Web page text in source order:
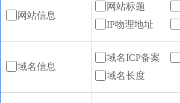
网站信息
网站标题
IP物理地址
域名信息
域名ICP备案
域名长度